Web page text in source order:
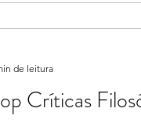
Críticas
de leitura